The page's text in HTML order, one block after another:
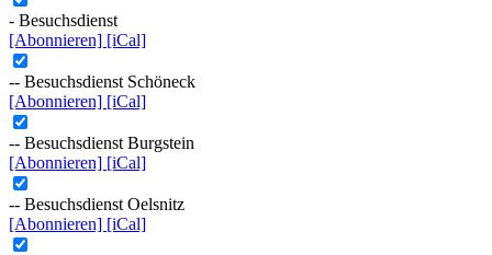
- Besuchsdienst
[Abonnieren] [iCal]
-- Besuchsdienst Schöneck
[Abonnieren] [iCal]
-- Besuchsdienst Burgstein
[Abonnieren] [iCal]
-- Besuchsdienst Oelsnitz
[Abonnieren] [iCal]